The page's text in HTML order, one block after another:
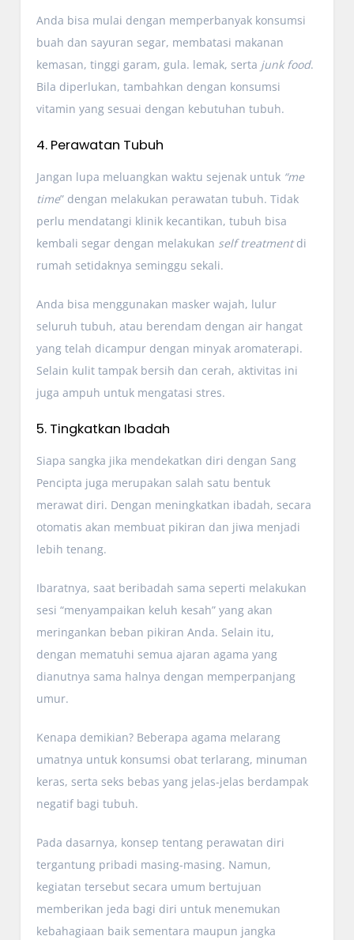
Anda bisa mulai dengan memperbanyak konsumsi
buah dan sayuran segar, membatasi makanan
kemasan, tinggi garam, gula. lemak, serta junk food.
Bila diperlukan, tambahkan dengan konsumsi
vitamin yang sesuai dengan kebutuhan tubuh.
4. Perawatan Tubuh
Jangan lupa meluangkan waktu sejenak untuk “me
time” dengan melakukan perawatan tubuh. Tidak
perlu mendatangi klinik kecantikan, tubuh bisa
kembali segar dengan melakukan self treatmentdi
rumah setidaknya seminggu sekali.
Anda bisa menggunakan masker wajah, lulur
seluruh tubuh, atau berendam dengan air hangat
yang telah dicampur dengan minyak aromaterapi.
Selain kulit tampak bersih dan cerah, aktivitas ini
juga ampuh untuk mengatasi stres.
5. Tingkatkan Ibadah
Siapa sangka jika mendekatkan diri dengan Sang
Pencipta juga merupakan salah satu bentuk
merawat diri. Dengan meningkatkan ibadah, secara
otomatis akan membuat pikiran dan jiwa menjadi
lebih tenang.
Ibaratnya, saat beribadah sama seperti melakukan
sesi “menyampaikan keluh kesah” yang akan
meringankan beban pikiran Anda. Selain itu,
dengan mematuhi semua ajaran agama yang
dianutnya sama halnya dengan memperpanjang
umur.
Kenapa demikian? Beberapa agama melarang
umatnya untuk konsumsi obat terlarang, minuman
keras, serta seks bebas yang jelas-jelas berdampak
negatif bagi tubuh.
Pada dasarnya, konsep tentang perawatan diri
tergantung pribadi masing-masing. Namun,
kegiatan tersebut secara umum bertujuan
memberikan jeda bagi diri untuk menemukan
kebahagiaan baik sementara maupun jangka